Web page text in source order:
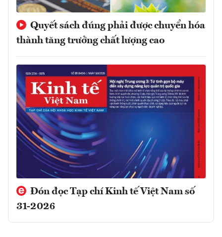
Quyết sách đúng phải được chuyển hóa
thành tăng trưởng chất lượng cao
Đón đọc Tạp chí Kinh tế Việt Nam số
31-2026